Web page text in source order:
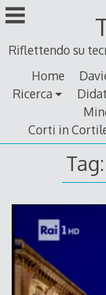
Skip
to
Riflettendo su
Home
Ricerca
Corti in
Tag: